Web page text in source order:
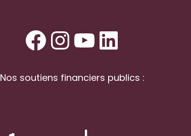
Facebook
Instagram
YouTube
LinkedIn
Nos soutiens financiers publics :